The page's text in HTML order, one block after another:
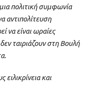
πολιτική συμφωνία
αντιπολίτευση
να είναι ωραίες
ταιριάζουν στη Βουλή
και